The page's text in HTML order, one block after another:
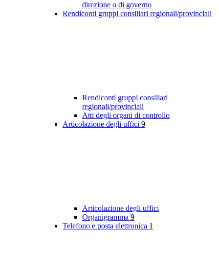
direzione o di governo
Rendiconti gruppi consiliari regionali/provinciali
Rendiconti gruppi consiliari
regionali/provinciali
Atti degli organi di controllo
Articolazione degli uffici 9
Articolazione degli uffici
Organigramma 9
Telefono e posta elettronica 1